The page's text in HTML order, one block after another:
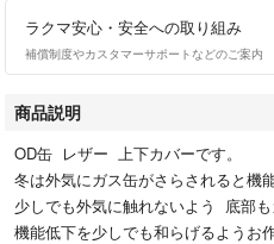
ラクマ安心・安全への取り組み
補償制度やカスタマーサポートなどのご案内
商品説明
OD缶 レザー 上下カバーです。
冬は外気にガス缶がさらされると機
少しでも外気に触れないよう 底部も
機能低下を少しでも和らげるようお